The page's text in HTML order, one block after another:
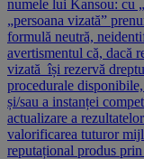
numele lui Kansou: cu
„persoana vizată”
formulă neutră,
avertismentul că, dacă
vizată își rezervă
procedurale
și/sau a instanței
actualizare a
valorificarea tuturor
reputațional produs